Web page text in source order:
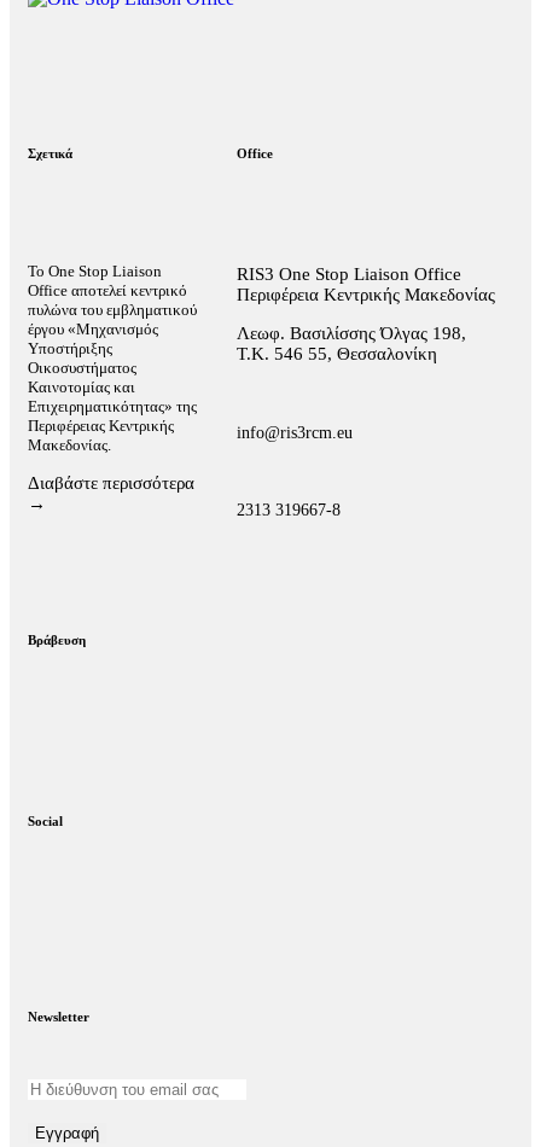
Σχετικά
Το One Stop Liaison
Office αποτελεί κεντρικό
πυλώνα του εμβληματικού
έργου «Μηχανισμός
Υποστήριξης
Οικοσυστήματος
Καινοτομίας και
Επιχειρηματικότητας» της
Περιφέρειας Κεντρικής
Μακεδονίας.
Διαβάστε περισσότερα
→
Βράβευση
Office
RIS3 One Stop Liaison Office
Περιφέρεια Κεντρικής Μακεδονίας
Λεωφ. Βασιλίσσης Όλγας 198,
Τ.Κ. 546 55, Θεσσαλονίκη
info@ris3rcm.eu
2313 319667-8
Social
Newsletter
Εγγραφή